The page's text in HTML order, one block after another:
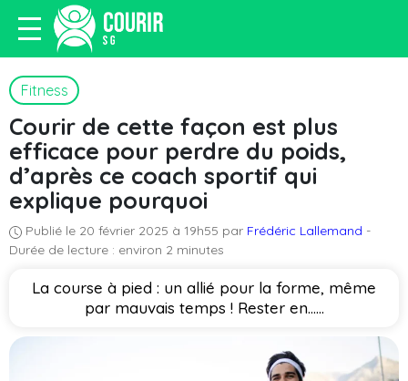
Fitness
Courir de cette façon est plus
efficace pour perdre du poids,
d’après ce coach sportif qui
explique pourquoi
Publié le 20 février 2025 à 19h55 par Frédéric Lallemand -
Durée de lecture : environ 2 minutes
La course à pied : un allié pour la forme, même
par mauvais temps ! Rester en…...